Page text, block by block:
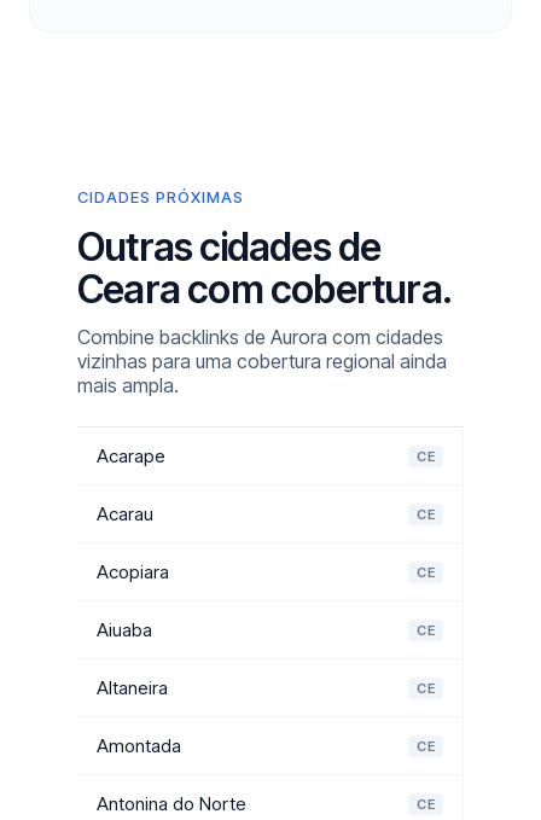
CIDADES PRÓXIMAS
Outras cidades de
Ceara com cobertura.
Combine backlinks de Aurora com cidades
vizinhas para uma cobertura regional ainda
mais ampla.
Acarape CE
Acarau CE
Acopiara CE
Aiuaba CE
Altaneira CE
Amontada CE
Antonina do Norte CE